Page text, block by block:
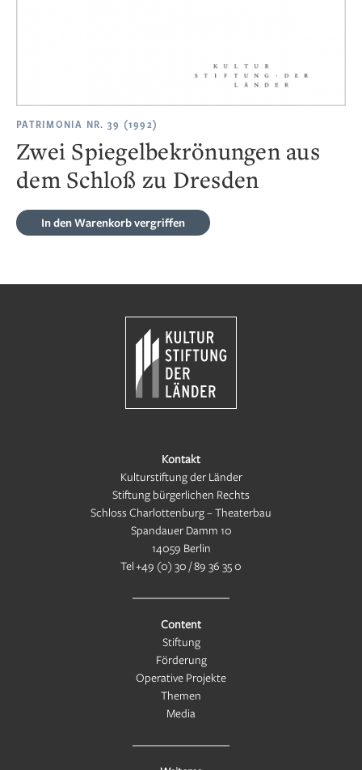
PATRIMONIA NR. 39 (1992)
Zwei Spiegelbekrönungen aus
dem Schloß zu Dresden
In den Warenkorbvergriffen
Kontakt
Kulturstiftung der Länder
Stiftung bürgerlichen Rechts
Schloss Charlottenburg – Theaterbau
Spandauer Damm 10
14059 Berlin
Tel+49 (0) 30 / 89 36 35 0
Content
Stiftung
Förderung
Operative Projekte
Themen
Media